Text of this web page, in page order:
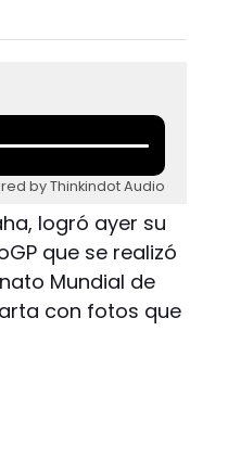
by Thinkindot Audio
logró ayer su
que se realizó
Mundial de
con fotos que